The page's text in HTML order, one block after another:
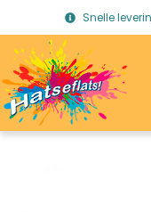
Snelle